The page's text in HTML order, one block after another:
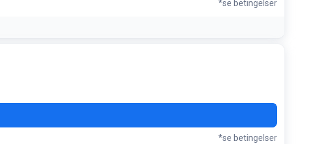
*se betingelser
*se betingelser